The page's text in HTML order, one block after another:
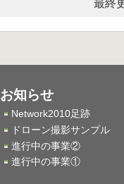
最終
お知らせ
Network2010足跡
ドローン撮影サンプル
進行中の事業②
進行中の事業①